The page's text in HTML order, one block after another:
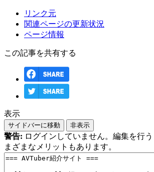
リンク元
関連ページの更新状況
ページ情報
この記事を共有する
表示
サイドバーに移動 非表示
警告: ログインしていません。編集を行
まざまなメリットもあります。